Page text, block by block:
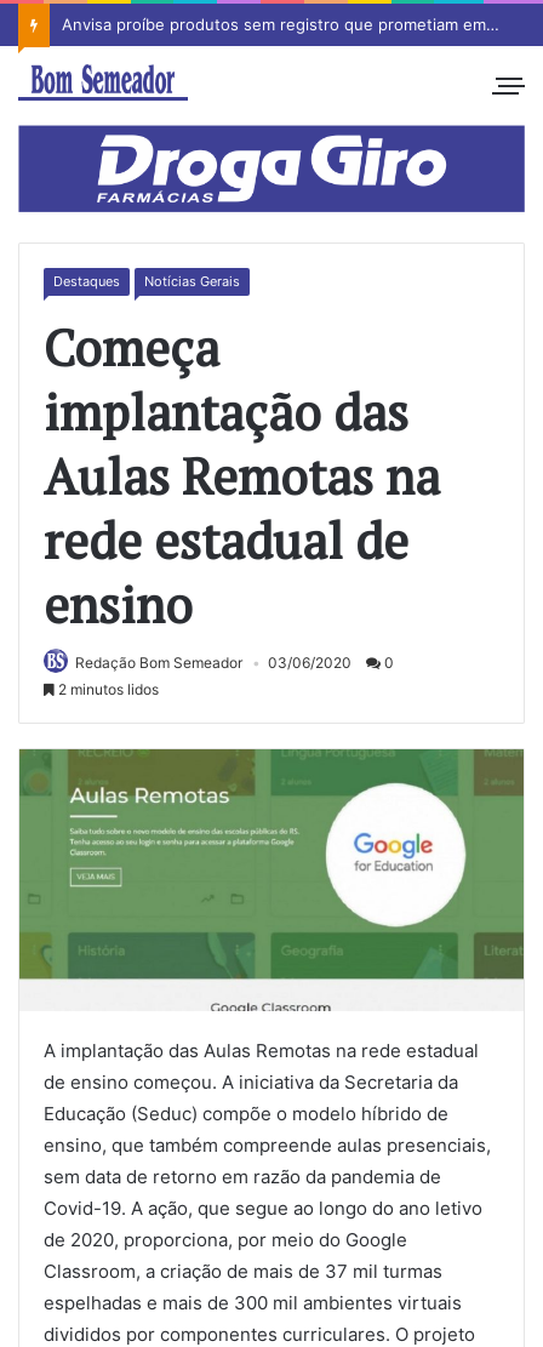
Anvisa proíbe produtos sem registro que prometiam emagrecimento
Destaques Notícias Gerais
Começa
implantação das
Aulas Remotas na
rede estadual de
ensino
Redação Bom Semeador 03/06/2020
0
2 minutos lidos
A implantação das Aulas Remotas na rede estadual
de ensino começou. A iniciativa da Secretaria da
Educação (Seduc) compõe o modelo híbrido de
ensino, que também compreende aulas presenciais,
sem data de retorno em razão da pandemia de
Covid-19. A ação, que segue ao longo do ano letivo
de 2020, proporciona, por meio do Google
Classroom, a criação de mais de 37 mil turmas
espelhadas e mais de 300 mil ambientes virtuais
divididos por componentes curriculares. O projeto